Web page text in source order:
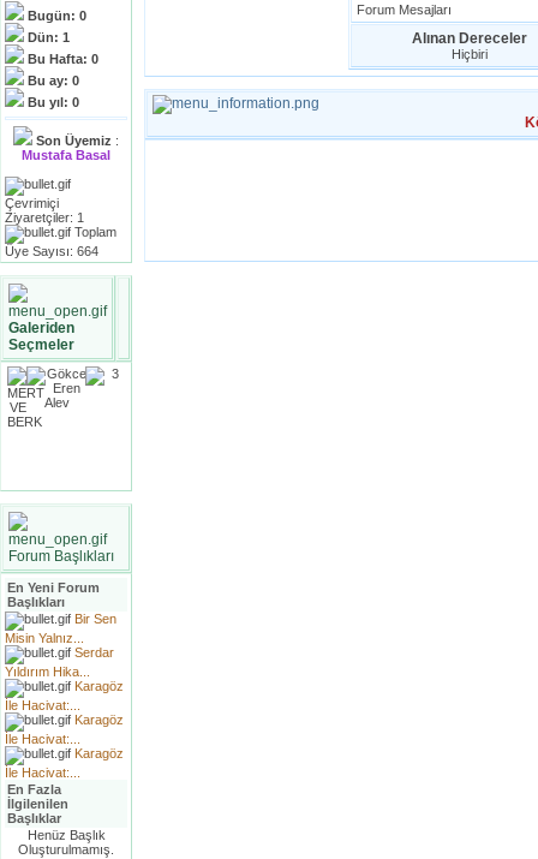
Bugün: 0
Dün: 1
Bu Hafta: 0
Bu ay: 0
Bu yıl: 0
Son Üyemiz :
Mustafa Basal
Çevrimiçi
Ziyaretçiler: 1
Toplam
Üye Sayısı: 664
Galeriden
Seçmeler
Forum Başlıkları
En Yeni Forum
Başlıkları
Bir Sen
Misin Yalnız...
Serdar
Yıldırım Hika...
Karagöz
İle Hacivat:...
Karagöz
İle Hacivat:...
Karagöz
İle Hacivat:...
En Fazla
İlgilenilen
Başlıklar
Henüz Başlık
Oluşturulmamış.
Forum Mesajları
Alınan Dereceler
Hiçbiri